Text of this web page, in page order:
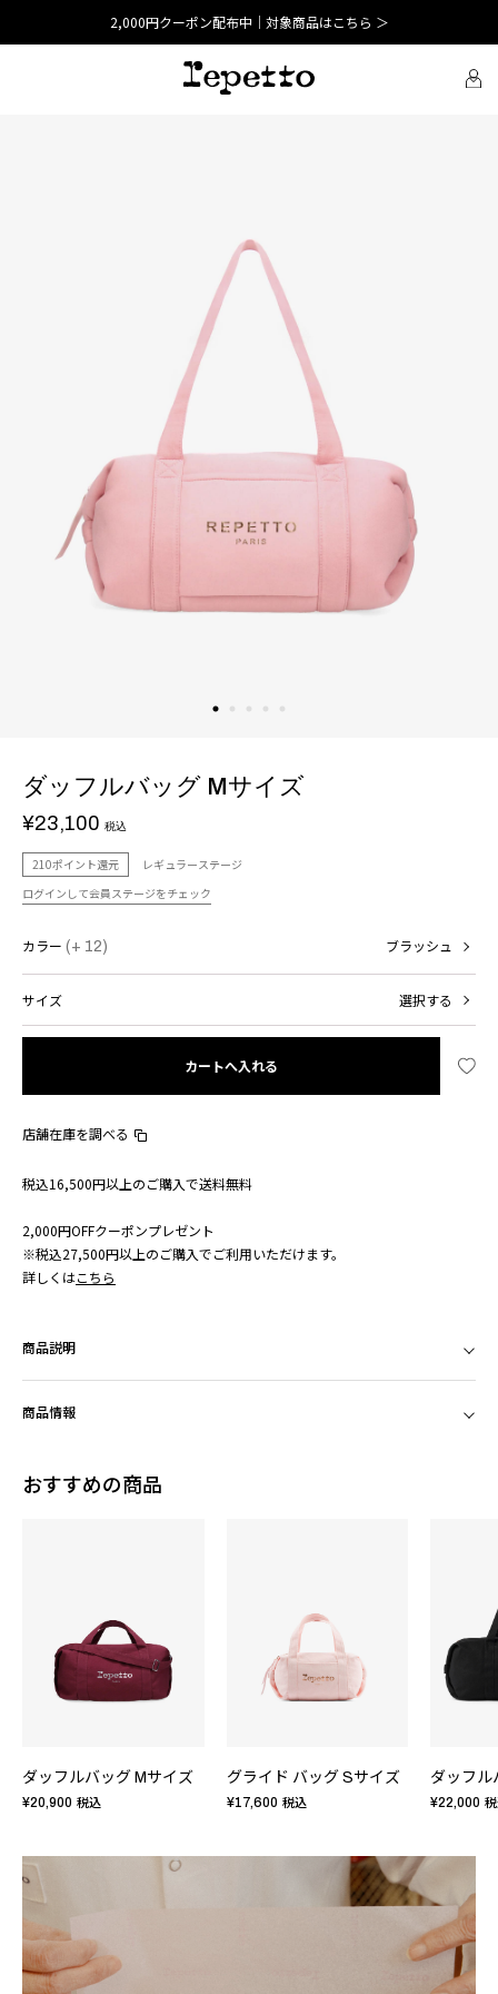
2,000円クーポン配布中｜対象商品はこちら ＞
ダッフルバッグ Mサイズ
¥23,100 税込
210ポイント還元
レギュラーステージ
ログインして会員ステージをチェック
カラー (+ 12) ブラッシュ
サイズ 選択する
カートへ入れる
店舗在庫を調べる
税込16,500円以上のご購入で送料無料
2,000円OFFクーポンプレゼント
※税込27,500円以上のご購入でご利用いただけます。
詳しくはこちら
商品説明
商品情報
おすすめの商品
ダッフルバッグ Mサイズ
¥20,900 税込
グライド バッグ Sサイズ
¥17,600 税込
ダッフル
¥22,000